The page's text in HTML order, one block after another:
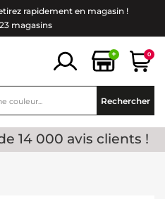
rapidement en magasin !
magasins
+ 0
Rechercher
de 14 000 avis clients !